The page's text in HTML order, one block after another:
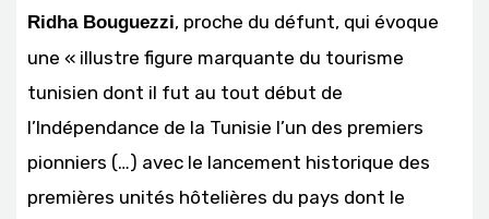
Ridha Bouguezzi, proche du défunt, qui évoque
une « illustre figure marquante du tourisme
tunisien dont il fut au tout début de
l’Indépendance de la Tunisie l’un des premiers
pionniers (…) avec le lancement historique des
premières unités hôtelières du pays dont le